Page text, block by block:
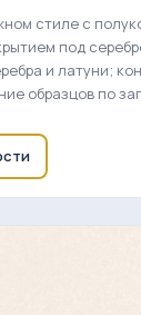
стиле с
под
и латуни;
образцов по